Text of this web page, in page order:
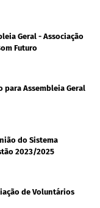
Geral - Associação
Futuro
para Assembleia Geral
do Sistema
2023/2025
de Voluntários